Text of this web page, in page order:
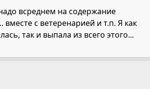
всреднем на содержание
с ветеренарией и т.п. Я как
так и выпала из всего этого...